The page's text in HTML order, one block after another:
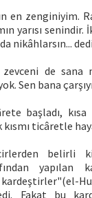
en zenginiyim.
yarısı
nikâhlarsın...
de sana
Sen bana
başladı,
ticâretle
belirli
yapılan
Fakat bu